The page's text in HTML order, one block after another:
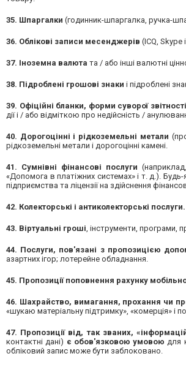
35. Шпаргалки (годинник-шпаргалка, ручка-
36. Облікові записи месенджерів (ICQ, Skype
37. Іноземна валюта та / або інші валютні
38. Підроблені грошові знаки і підроблені
39. Офіційні бланки, форми суворої
дії і / або відміткою про недійсність /
40. Дорогоцінні і рідкоземельні метали
рідкоземельні метали і дорогоцінні камені.
41. Сумнівні фінансові послуги
«Допомога в платіжних системах» і т. д.).
підприємства та ліцензії на здійснення
42. Колекторські і антиколекторські послуги.
43. Віртуальні гроші, інструменти, програми,
44. Послуги, пов'язані з пропозицією
азартних ігор; лотерейне обладнання.
45. Пропозиції поповнення рахунку
46. ​​Шахрайство, вимагання, прохання чи
«шукаю матеріальну підтримку», «комерція» і
47. Пропозиції від, так званих,
контактні дані) є обов'язковою умовою для
обліковий запис може бути заблоковано.